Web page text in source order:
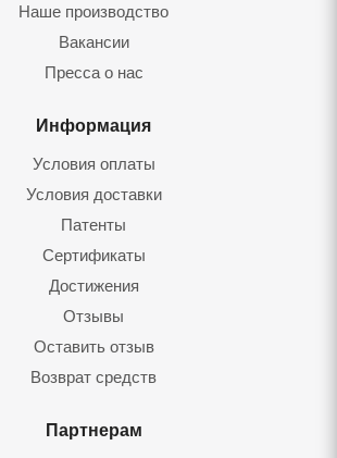
Наше производство
Вакансии
Пресса о нас
Информация
Условия оплаты
Условия доставки
Патенты
Сертификаты
Достижения
Отзывы
Оставить отзыв
Возврат средств
Партнерам